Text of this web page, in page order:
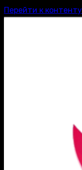
Перейти к контенту